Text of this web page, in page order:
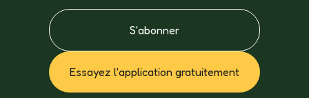
S'abonner
Essayez l'application gratuitement